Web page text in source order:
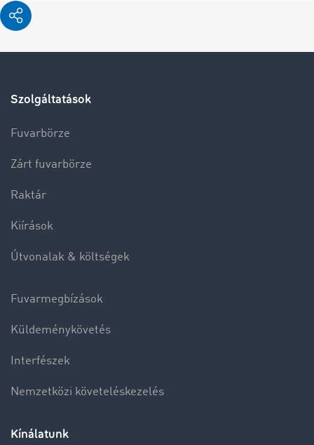
Szolgáltatások
Fuvarbörze
Zárt fuvarbörze
Raktár
Kiírások
Útvonalak & költségek
Fuvarmegbízások
Küldeménykövetés
Interfészek
Nemzetközi követeléskezelés
Kínálatunk